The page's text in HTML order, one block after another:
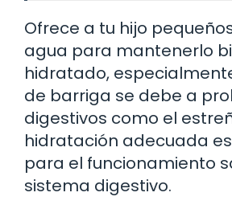
Ofrece a tu hijo
agua para mantenerlo
hidratado,
de barriga se debe a
digestivos como el
hidratación adecuada
para el funcionamiento
sistema digestivo.